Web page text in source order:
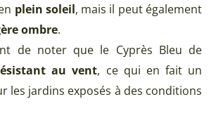
plein soleil, mais il peut également
ombre.
de noter que le Cyprès Bleu de
au vent, ce qui en fait un
les jardins exposés à des conditions